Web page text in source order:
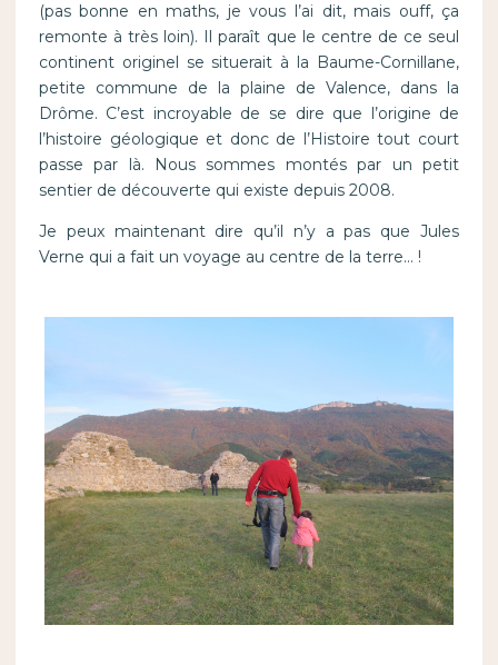
(pas bonne en maths, je vous l’ai dit, mais ouff, ça
remonte à très loin). Il paraît que le centre de ce seul
continent originel se situerait à la Baume-Cornillane,
petite commune de la plaine de Valence, dans la
Drôme. C’est incroyable de se dire que l’origine de
l’histoire géologique et donc de l’Histoire tout court
passe par là. Nous sommes montés par un petit
sentier de découverte qui existe depuis 2008.
Je peux maintenant dire qu’il n’y a pas que Jules
Verne qui a fait un voyage au centre de la terre… !